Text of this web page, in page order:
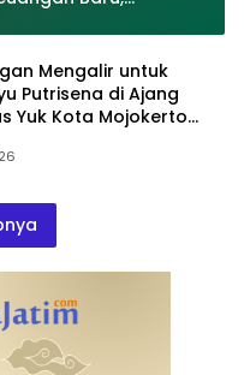
dan
Mengalir untuk
Putrisena di Ajang
Yuk Kota Mojokerto